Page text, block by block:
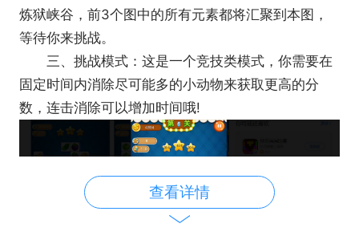
炼狱峡谷，前3个图中的所有元素都将汇聚到本图，
等待你来挑战。
三、挑战模式：这是一个竞技类模式，你需要在
固定时间内消除尽可能多的小动物来获取更高的分
数，连击消除可以增加时间哦!
查看详情